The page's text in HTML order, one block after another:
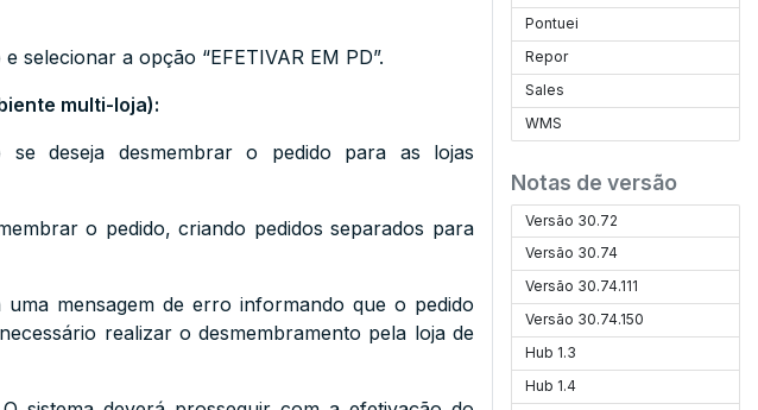
a opção “EFETIVAR EM PD”.
multi-loja):
se deseja desmembrar o pedido para as lojas
o pedido, criando pedidos separados para
uma mensagem de erro informando que o pedido
realizar o desmembramento pela loja de
Pontuei
Repor
Sales
WMS
Notas de versão
Versão 30.72
Versão 30.74
Versão 30.74.111
Versão 30.74.150
Hub 1.3
Hub 1.4